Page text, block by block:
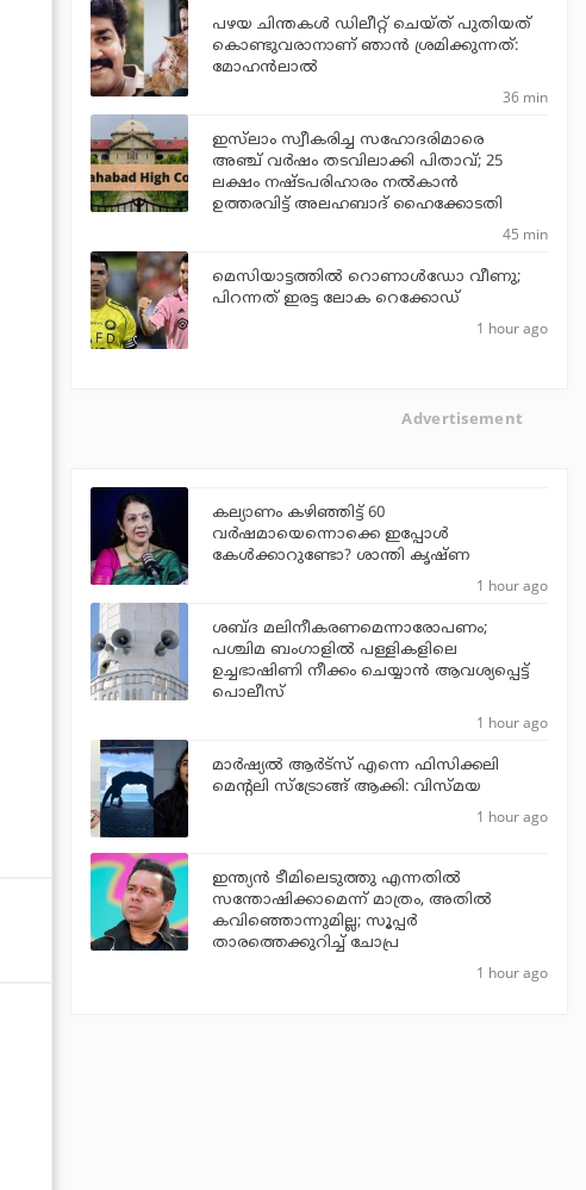
പഴയ ചിന്തകള്‍ ഡിലീറ്റ് ചെയ്ത് പുതിയത്
കൊണ്ടുവരാനാണ് ഞാന്‍ ശ്രമിക്കുന്നത്:
മോഹന്‍ലാല്‍
36 min
ഇസ്‌ലാം സ്വീകരിച്ച സഹോദരിമാരെ
അഞ്ച് വര്‍ഷം തടവിലാക്കി പിതാവ്; 25
ലക്ഷം നഷ്ടപരിഹാരം നല്‍കാന്‍
ഉത്തരവിട്ട് അലഹബാദ് ഹൈക്കോടതി
45 min
മെസിയാട്ടത്തില്‍ റൊണാള്‍ഡോ വീണു;
പിറന്നത് ഇരട്ട ലോക റെക്കോഡ്
1 hour ago
Advertisement
കല്യാണം കഴിഞ്ഞിട്ട് 60
വർഷമായെന്നൊക്കെ ഇപ്പോൾ
കേൾക്കാറുണ്ടോ? ശാന്തി കൃഷ്ണ
1 hour ago
ശബ്ദ മലിനീകരണമെന്നാരോപണം;
പശ്ചിമ ബംഗാളില്‍ പള്ളികളിലെ
ഉച്ചഭാഷിണി നീക്കം ചെയ്യാന്‍ ആവശ്യപ്പെട്ട്
പൊലീസ്
1 hour ago
മാർഷ്യൽ ആർട്സ് എന്നെ ഫിസിക്കലി
മെന്റലി സ്ട്രോങ്ങ് ആക്കി: വിസ്മയ
1 hour ago
ഇന്ത്യന്‍ ടീമിലെടുത്തു എന്നതില്‍
സന്തോഷിക്കാമെന്ന് മാത്രം, അതില്‍
കവിഞ്ഞൊന്നുമില്ല; സൂപ്പര്‍
താരത്തെക്കുറിച്ച് ചോപ്ര
1 hour ago